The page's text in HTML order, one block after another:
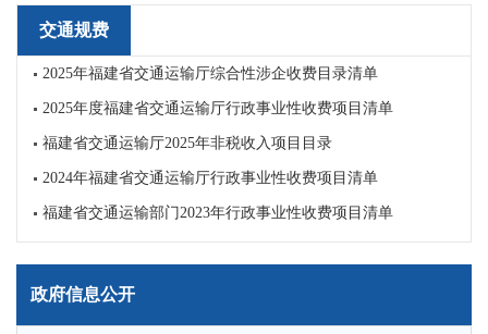
交通规费
2025年福建省交通运输厅综合性涉企收费目录清单
2025年度福建省交通运输厅行政事业性收费项目清单
福建省交通运输厅2025年非税收入项目目录
2024年福建省交通运输厅行政事业性收费项目清单
福建省交通运输部门2023年行政事业性收费项目清单
政府信息公开